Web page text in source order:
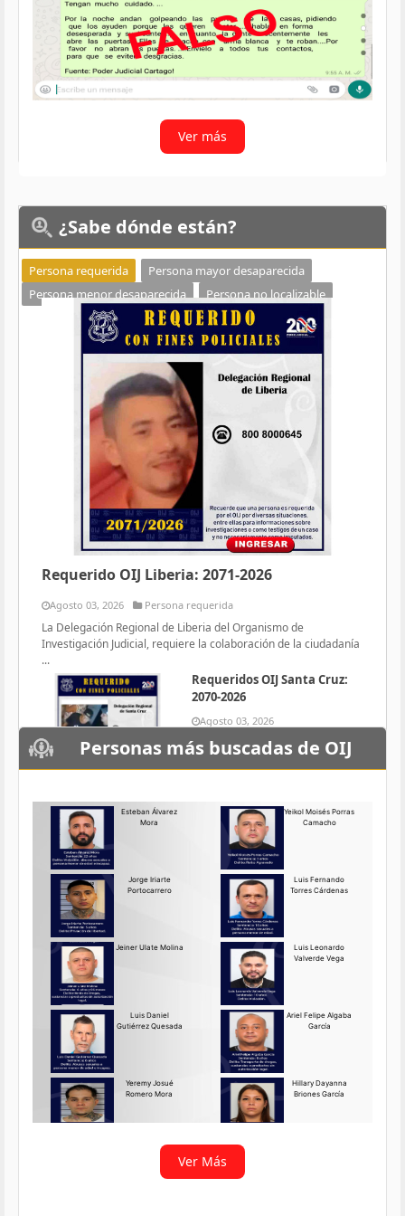
Ver más
¿Sabe dónde están?
Persona requerida
Persona mayor desaparecida
Persona menor desaparecida
Persona no localizable
Requerido OIJ Liberia: 2071-2026
Agosto 03, 2026 Persona requerida
La Delegación Regional de Liberia del Organismo de
Investigación Judicial, requiere la colaboración de la ciudadanía
...
Requeridos OIJ Santa Cruz:
2070-2026
Agosto 03, 2026
Persona requerida
La Delegación Regional de Santa
Requerido OIJ Puntarenas:
2069-2026
Agosto 03, 2026
Persona requerida
La Delegación Regional de
Puntarenas del Organismo de
Investigación
Ver más
Personas más buscadas de OIJ
Ver Más